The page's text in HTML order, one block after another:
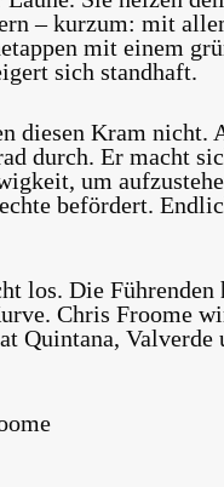
– kurzum: mit
mit einem
sich standhaft.
diesen Kram
durch. Er macht
um
befördert.
los. Die
Chris Froome
Quintana,